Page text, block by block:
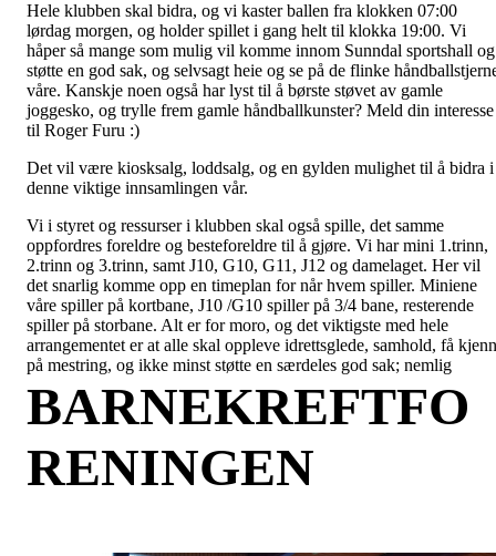
Hele klubben skal bidra, og vi kaster ballen fra klokken 07:00
lørdag morgen, og holder spillet i gang helt til klokka 19:00. Vi
håper så mange som mulig vil komme innom Sunndal sportshall og
støtte en god sak, og selvsagt heie og se på de flinke
våre. Kanskje noen også har lyst til å børste støvet av gamle
joggesko, og trylle frem gamle håndballkunster? Meld din interesse
til Roger Furu :)
Det vil være kiosksalg, loddsalg, og en gylden mulighet til å bidra i
denne viktige innsamlingen vår.
Vi i styret og ressurser i klubben skal også spille, det samme
oppfordres foreldre og besteforeldre til å gjøre. Vi har mini 1.trinn,
2.trinn og 3.trinn, samt J10, G10, G11, J12 og damelaget. Her vil
det snarlig komme opp en timeplan for når hvem spiller. Miniene
våre spiller på kortbane, J10 /G10 spiller på 3/4 bane, resterende
spiller på storbane. Alt er for moro, og det viktigste med hele
arrangementet er at alle skal oppleve idrettsglede, samhold, få
på mestring, og ikke minst støtte en særdeles god sak; nemlig
BARNEKREFTFO
RENINGEN